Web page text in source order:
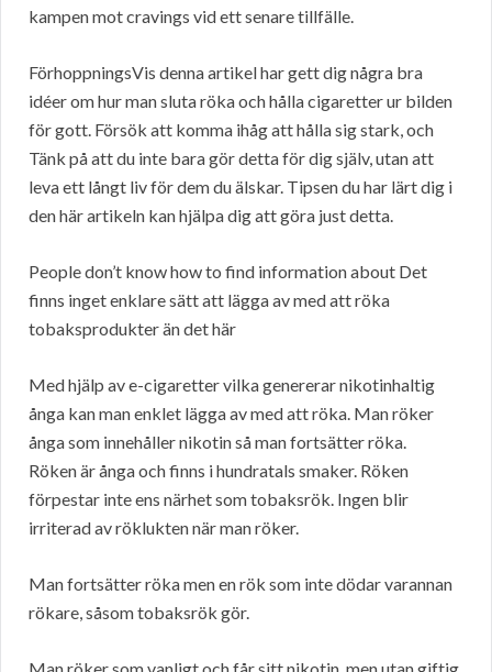
kampen mot cravings vid ett senare tillfälle.
FörhoppningsVis denna artikel har gett dig några bra
idéer om hur man sluta röka och hålla cigaretter ur bilden
för gott. Försök att komma ihåg att hålla sig stark, och
Tänk på att du inte bara gör detta för dig själv, utan att
leva ett långt liv för dem du älskar. Tipsen du har lärt dig i
den här artikeln kan hjälpa dig att göra just detta.
People don’t know how to find information about Det
finns inget enklare sätt att lägga av med att röka
tobaksprodukter än det här
Med hjälp av e-cigaretter vilka genererar nikotinhaltig
ånga kan man enklet lägga av med att röka. Man röker
ånga som innehåller nikotin så man fortsätter röka.
Röken är ånga och finns i hundratals smaker. Röken
förpestar inte ens närhet som tobaksrök. Ingen blir
irriterad av röklukten när man röker.
Man fortsätter röka men en rök som inte dödar varannan
rökare, såsom tobaksrök gör.